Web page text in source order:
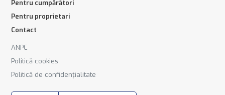
Pentru cumpărători
Pentru proprietari
Contact
ANPC
Politică cookies
Politică de confidențialitate